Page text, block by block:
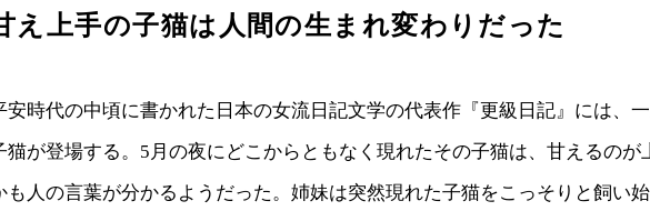
え上手の子猫は人間の生まれ変わりだった
安時代の中頃に書かれた日本の女流日記文学の代表作『更級日記』には、
猫が登場する。5月の夜にどこからともなく現れたその子猫は、甘えるのが
も人の言葉が分かるようだった。姉妹は突然現れた子猫をこっそりと飼い